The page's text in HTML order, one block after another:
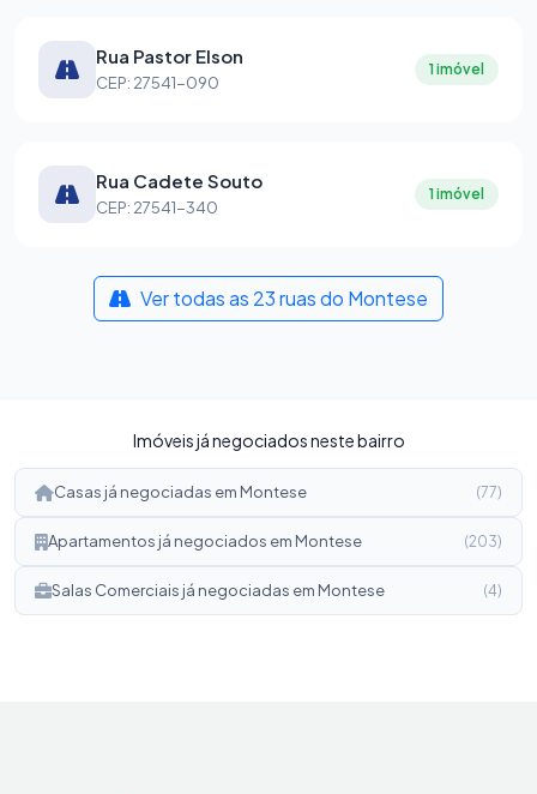
Rua Pastor Elson
CEP: 27541-090
1 imóvel
Rua Cadete Souto
CEP: 27541-340
1 imóvel
Ver todas as 23 ruas do Montese
Imóveis já negociados neste bairro
Casas já negociadas em Montese (77)
Apartamentos já negociados em Montese (203)
Salas Comerciais já negociadas em Montese (4)